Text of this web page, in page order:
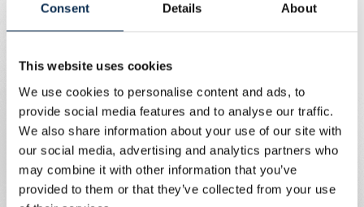
Consent Details About
This website uses cookies
We use cookies to personalise content and ads, to
provide social media features and to analyse our traffic.
We also share information about your use of our site with
our social media, advertising and analytics partners who
may combine it with other information that you’ve
provided to them or that they’ve collected from your use
européennes. Leur présence s’étend également autour
du terrain et sur l’ensemble de la communication digitale
du club, illustrant un soutien total et constant. Mais ce
partenariat va au-delà du terrain. En collaboration avec
notre fondation Union Inspires, la Loterie Nationale
contribue activement à des projets sociaux et
environnementaux porteurs de sens, en lien avec les
valeurs humaines chères au club.
Jannie Haek, CEO de la Loterie Nationale